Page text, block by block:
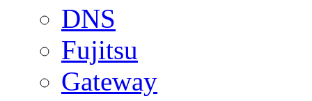
DNS
Fujitsu
Gateway